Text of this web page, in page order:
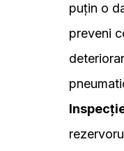
puțin o
preveni